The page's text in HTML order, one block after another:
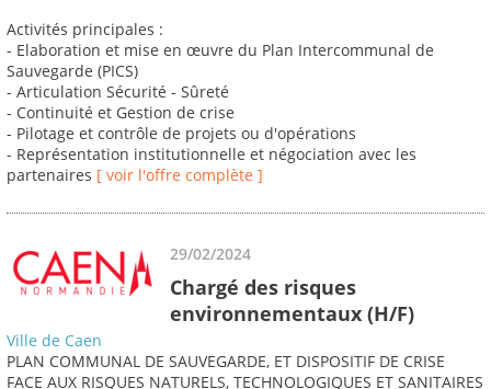
Activités principales :
- Elaboration et mise en œuvre du Plan Intercommunal de
Sauvegarde (PICS)
- Articulation Sécurité - Sûreté
- Continuité et Gestion de crise
- Pilotage et contrôle de projets ou d'opérations
- Représentation institutionnelle et négociation avec les
partenaires [ voir l'offre complète ]
29/02/2024
Chargé des risques
environnementaux (H/F)
Ville de Caen
PLAN COMMUNAL DE SAUVEGARDE, ET DISPOSITIF DE CRISE
FACE AUX RISQUES NATURELS, TECHNOLOGIQUES ET SANITAIRES